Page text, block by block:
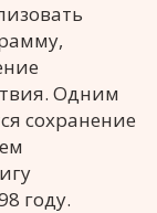
Одним
сохранение
году.